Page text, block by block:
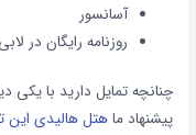
آسانسور
روزنامه رایگان در لابی
پیشنهاد ماهتل هالیدی این